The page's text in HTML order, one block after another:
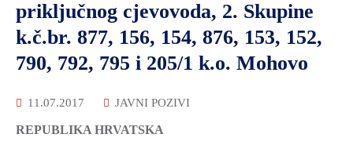
priključnog cjevovoda, 2. Skupine
k.č.br. 877, 156, 154, 876, 153, 152,
790, 792, 795 i 205/1 k.o. Mohovo
11.07.2017 JAVNI POZIVI
REPUBLIKA HRVATSKA